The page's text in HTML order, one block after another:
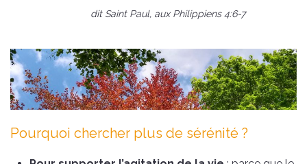
dit Saint Paul, aux Philippiens 4:6-7
Pourquoi chercher plus de sérénité ?